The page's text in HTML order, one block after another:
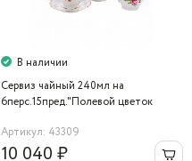
В наличии
Сервиз чайный 240мл на
6перс.15пред."Полевой цветок
Артикул: 43309
10 040 ₽